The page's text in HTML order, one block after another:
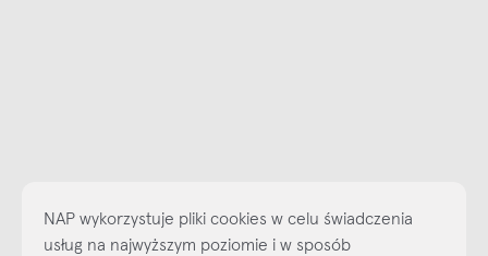
NAP wykorzystuje pliki cookies w celu świadczenia
usług na najwyższym poziomie i w sposób